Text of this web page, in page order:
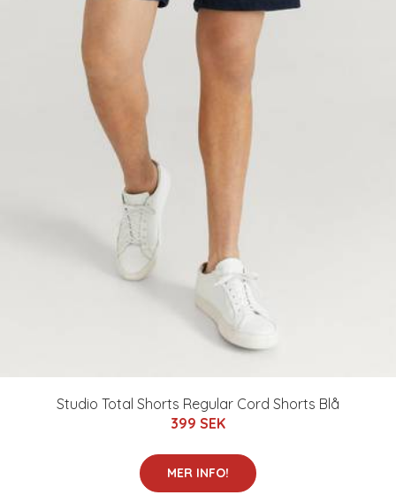
Studio Total Shorts Regular Cord Shorts Blå
399 SEK
MER INFO!